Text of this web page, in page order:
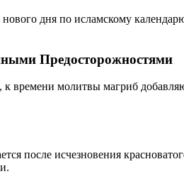
нового дня по исламскому
Предосторожностями
времени молитвы магриб
после исчезновения